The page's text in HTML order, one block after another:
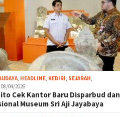
, HEADLINE, KEDIRI, SEJARAH,
08/04/2026
Cek Kantor Baru Disparbud dan
Museum Sri Aji Jayabaya